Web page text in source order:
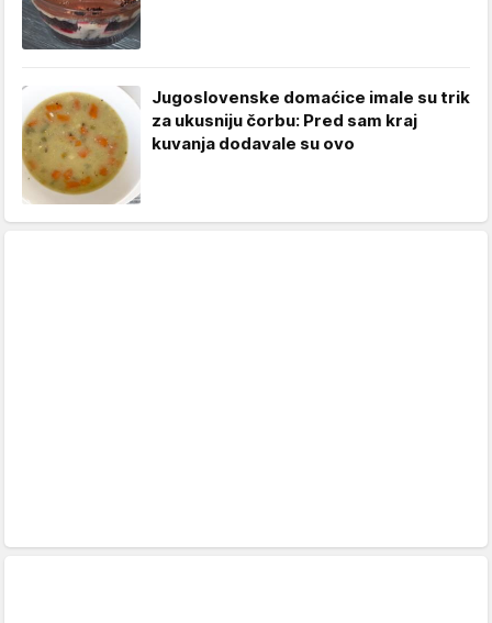
Jugoslovenske domaćice imale su trik
za ukusniju čorbu: Pred sam kraj
kuvanja dodavale su ovo